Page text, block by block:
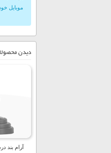
موبایل
دیدن
آرام بند